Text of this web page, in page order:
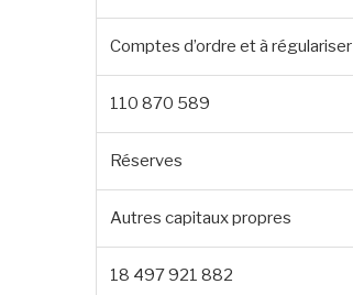
Comptes d’ordre et à régulariser
110 870 589
Réserves
Autres capitaux propres
18 497 921 882